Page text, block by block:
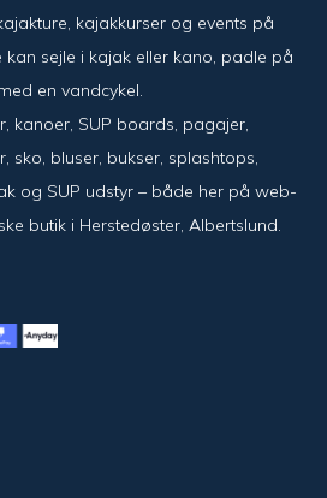
kajak­kurser og events på
sejle i kajak eller kano, padle på
en vand­cykel.
kanoer, SUP boards, pagajer,
sko, bluser, bukser, splash­tops,
og SUP udstyr – både her på web­
butik i Her­sted­øster, Alberts­lund.